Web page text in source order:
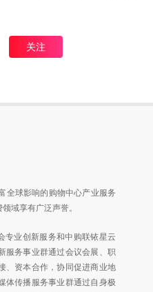
关注
全球影响的购物中心产业服务
域享有广泛声誉。
专业创新服务和中购联铱星云
服务事业群通过会议会展、职
、资本合作，协同促进商业地
体传播服务事业群通过自身极